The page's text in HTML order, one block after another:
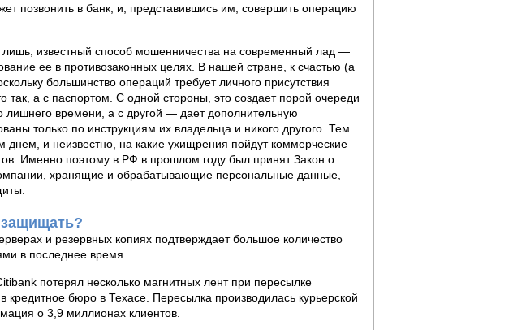
позвонить в банк, и, представившись им, совершить операцию
известный способ мошенничества на современный лад —
ее в противозаконных целях. В нашей стране, к счастью (а
большинство операций требует личного присутствия
так, а с паспортом. С одной стороны, это создает порой очереди
лишнего времени, а с другой — дает дополнительную
только по инструкциям их владельца и никого другого. Тем
днем, и неизвестно, на какие ухищрения пойдут коммерческие
Именно поэтому в РФ в прошлом году был принят Закон о
хранящие и обрабатывающие персональные данные,
и резервных копиях подтверждает большое количество
в последнее время.
потерял несколько магнитных лент при пересылке
бюро в Техасе. Пересылка производилась курьерской
о 3,9 миллионах клиентов.